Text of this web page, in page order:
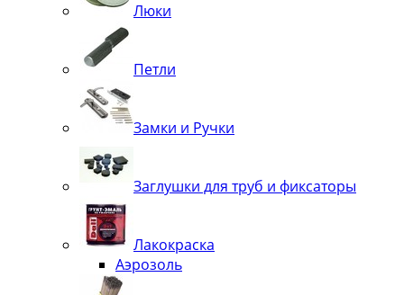
Люки
Петли
Замки и Ручки
Заглушки для труб и фиксаторы
Лакокраска
Аэрозоль